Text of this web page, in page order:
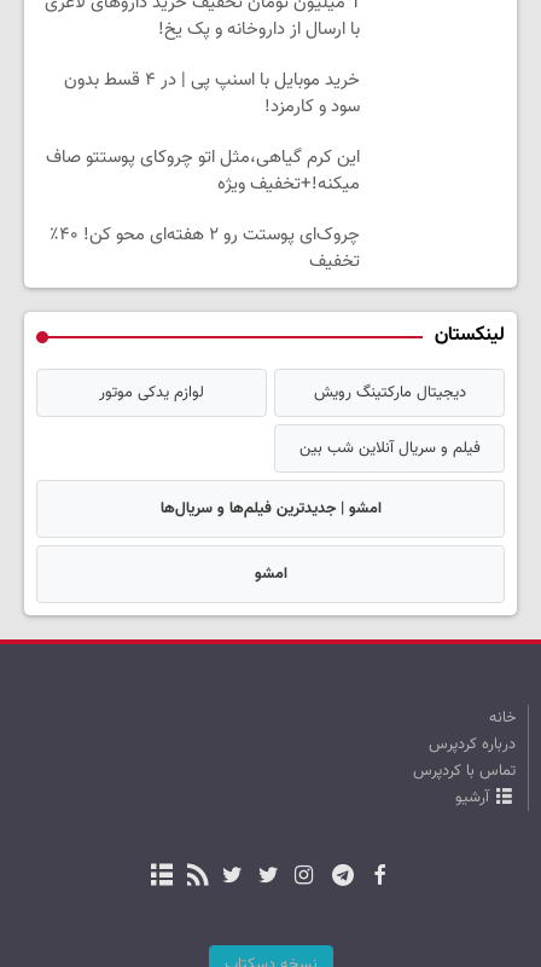
با ارسال از داروخانه و پک یخ!
خرید موبایل با اسنپ پی | در ۴ قسط بدون
سود و کارمزد!
این کرم گیاهی،مثل اتو چروکای پوستتو صاف
میکنه!+تخفیف ویژه
چروک‌ای پوستت رو ۲ هفته‌ای محو کن! ۴۰٪
تخفیف
لینکستان
دیجیتال مارکتینگ رویش لوازم یدکی موتور
فیلم و سریال آنلاین شب بین
امشو | جدیدترین فیلم‌ها و سریال‌ها
امشو
خانه
درباره کردپرس
تماس با کردپرس
آرشیو